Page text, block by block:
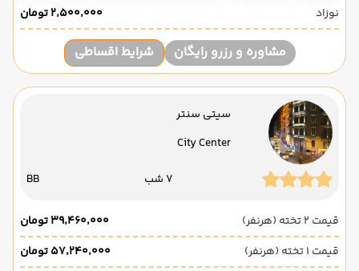
نوزاد
۲٬۵۰۰٬۰۰۰ تومان
مشاوره و رزرو رایگان شرایط اقساطی
سیتی سنتر
City Center
7 شب BB
قیمت 2 تخته (هرنفر)
۳۹٬۴۶۰٬۰۰۰ تومان
قیمت 1 تخته (هرنفر)
۵۷٬۲۴۰٬۰۰۰ تومان